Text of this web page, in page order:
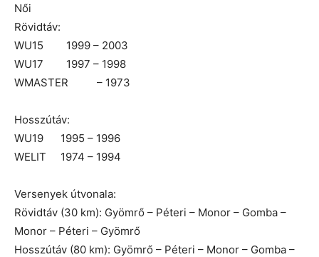
Női
Rövidtáv:
WU15 1999 – 2003
WU17 1997 – 1998
WMASTER – 1973
Hosszútáv:
WU19 1995 – 1996
WELIT 1974 – 1994
Versenyek útvonala:
Rövidtáv (30 km): Gyömrő – Péteri – Monor – Gomba –
Monor – Péteri – Gyömrő
Hosszútáv (80 km): Gyömrő – Péteri – Monor – Gomba –